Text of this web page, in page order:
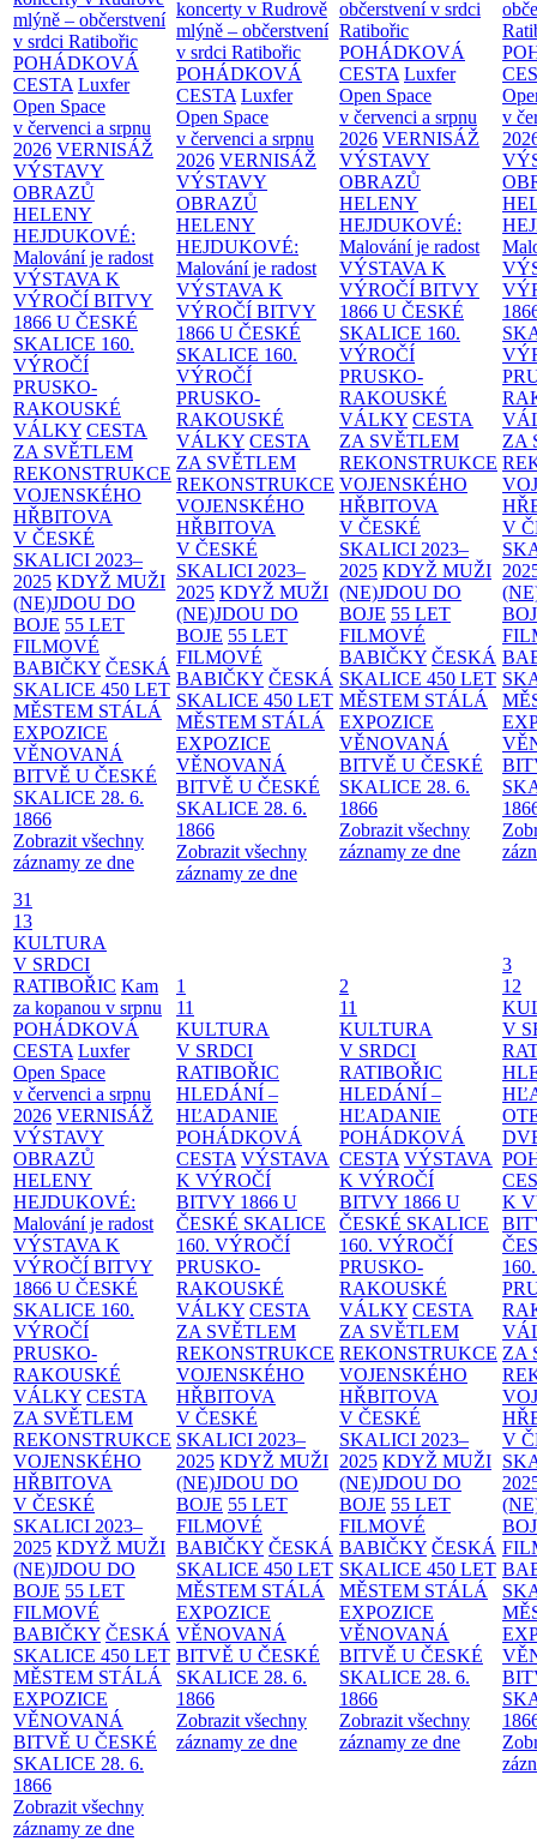
mlýně – občerstvení
v srdci Ratibořic
POHÁDKOVÁ
CESTA Luxfer
Open Space
v červenci a srpnu
2026 VERNISÁŽ
VÝSTAVY
OBRAZŮ
HELENY
HEJDUKOVÉ:
Malování je radost
VÝSTAVA K
VÝROČÍ BITVY
1866 U ČESKÉ
SKALICE 160.
VÝROČÍ
PRUSKO-
RAKOUSKÉ
VÁLKY CESTA
ZA SVĚTLEM
REKONSTRUKCE
VOJENSKÉHO
HŘBITOVA
V ČESKÉ
SKALICI 2023–
2025 KDYŽ MUŽI
(NE)JDOU DO
BOJE 55 LET
FILMOVÉ
BABIČKY ČESKÁ
SKALICE 450 LET
MĚSTEM STÁLÁ
EXPOZICE
VĚNOVANÁ
BITVĚ U ČESKÉ
SKALICE 28. 6.
1866
Zobrazit všechny
záznamy ze dne
koncerty v Rudrově
mlýně – občerstvení
v srdci Ratibořic
POHÁDKOVÁ
CESTA Luxfer
Open Space
v červenci a srpnu
2026 VERNISÁŽ
VÝSTAVY
OBRAZŮ
HELENY
HEJDUKOVÉ:
Malování je radost
VÝSTAVA K
VÝROČÍ BITVY
1866 U ČESKÉ
SKALICE 160.
VÝROČÍ
PRUSKO-
RAKOUSKÉ
VÁLKY CESTA
ZA SVĚTLEM
REKONSTRUKCE
VOJENSKÉHO
HŘBITOVA
V ČESKÉ
SKALICI 2023–
2025 KDYŽ MUŽI
(NE)JDOU DO
BOJE 55 LET
FILMOVÉ
BABIČKY ČESKÁ
SKALICE 450 LET
MĚSTEM STÁLÁ
EXPOZICE
VĚNOVANÁ
BITVĚ U ČESKÉ
SKALICE 28. 6.
1866
Zobrazit všechny
záznamy ze dne
občerstvení v srdci
Ratibořic
POHÁDKOVÁ
CESTA Luxfer
Open Space
v červenci a srpnu
2026 VERNISÁŽ
VÝSTAVY
OBRAZŮ
HELENY
HEJDUKOVÉ:
Malování je radost
VÝSTAVA K
VÝROČÍ BITVY
1866 U ČESKÉ
SKALICE 160.
VÝROČÍ
PRUSKO-
RAKOUSKÉ
VÁLKY CESTA
ZA SVĚTLEM
REKONSTRUKCE
VOJENSKÉHO
HŘBITOVA
V ČESKÉ
SKALICI 2023–
2025 KDYŽ MUŽI
(NE)JDOU DO
BOJE 55 LET
FILMOVÉ
BABIČKY ČESKÁ
SKALICE 450 LET
MĚSTEM STÁLÁ
EXPOZICE
VĚNOVANÁ
BITVĚ U ČESKÉ
SKALICE 28. 6.
1866
Zobrazit všechny
záznamy ze dne
v
ZA
V
31
13
KULTURA
V SRDCI
RATIBOŘIC Kam
za kopanou v srpnu
POHÁDKOVÁ
CESTA Luxfer
Open Space
v červenci a srpnu
2026 VERNISÁŽ
VÝSTAVY
OBRAZŮ
HELENY
HEJDUKOVÉ:
Malování je radost
VÝSTAVA K
VÝROČÍ BITVY
1866 U ČESKÉ
SKALICE 160.
VÝROČÍ
PRUSKO-
RAKOUSKÉ
VÁLKY CESTA
ZA SVĚTLEM
REKONSTRUKCE
VOJENSKÉHO
HŘBITOVA
V ČESKÉ
SKALICI 2023–
2025 KDYŽ MUŽI
(NE)JDOU DO
BOJE 55 LET
FILMOVÉ
BABIČKY ČESKÁ
SKALICE 450 LET
MĚSTEM STÁLÁ
EXPOZICE
VĚNOVANÁ
BITVĚ U ČESKÉ
SKALICE 28. 6.
1866
Zobrazit všechny
záznamy ze dne
1
11
KULTURA
V SRDCI
RATIBOŘIC
HLEDÁNÍ –
HĽADANIE
POHÁDKOVÁ
CESTA VÝSTAVA
K VÝROČÍ
BITVY 1866 U
ČESKÉ SKALICE
160. VÝROČÍ
PRUSKO-
RAKOUSKÉ
VÁLKY CESTA
ZA SVĚTLEM
REKONSTRUKCE
VOJENSKÉHO
HŘBITOVA
V ČESKÉ
SKALICI 2023–
2025 KDYŽ MUŽI
(NE)JDOU DO
BOJE 55 LET
FILMOVÉ
BABIČKY ČESKÁ
SKALICE 450 LET
MĚSTEM STÁLÁ
EXPOZICE
VĚNOVANÁ
BITVĚ U ČESKÉ
SKALICE 28. 6.
1866
Zobrazit všechny
záznamy ze dne
2
11
KULTURA
V SRDCI
RATIBOŘIC
HLEDÁNÍ –
HĽADANIE
POHÁDKOVÁ
CESTA VÝSTAVA
K VÝROČÍ
BITVY 1866 U
ČESKÉ SKALICE
160. VÝROČÍ
PRUSKO-
RAKOUSKÉ
VÁLKY CESTA
ZA SVĚTLEM
REKONSTRUKCE
VOJENSKÉHO
HŘBITOVA
V ČESKÉ
SKALICI 2023–
2025 KDYŽ MUŽI
(NE)JDOU DO
BOJE 55 LET
FILMOVÉ
BABIČKY ČESKÁ
SKALICE 450 LET
MĚSTEM STÁLÁ
EXPOZICE
VĚNOVANÁ
BITVĚ U ČESKÉ
SKALICE 28. 6.
1866
Zobrazit všechny
záznamy ze dne
3
12
V
K
ZA
V